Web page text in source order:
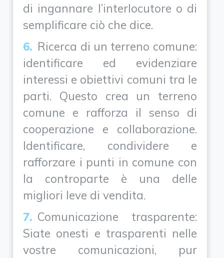
di ingannare l’interlocutore o di
semplificare ciò che dice.
Ricerca di un terreno comune:
identificare ed evidenziare
interessi e obiettivi comuni tra le
parti. Questo crea un terreno
comune e rafforza il senso di
cooperazione e collaborazione.
Identificare, condividere e
rafforzare i punti in comune con
la controparte è una delle
migliori leve di vendita.
Comunicazione trasparente:
Siate onesti e trasparenti nelle
vostre comunicazioni, pur